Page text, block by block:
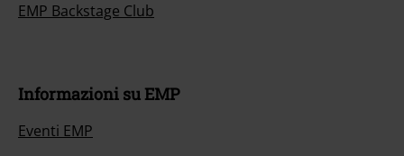
EMP Backstage Club
Informazioni su EMP
Eventi EMP